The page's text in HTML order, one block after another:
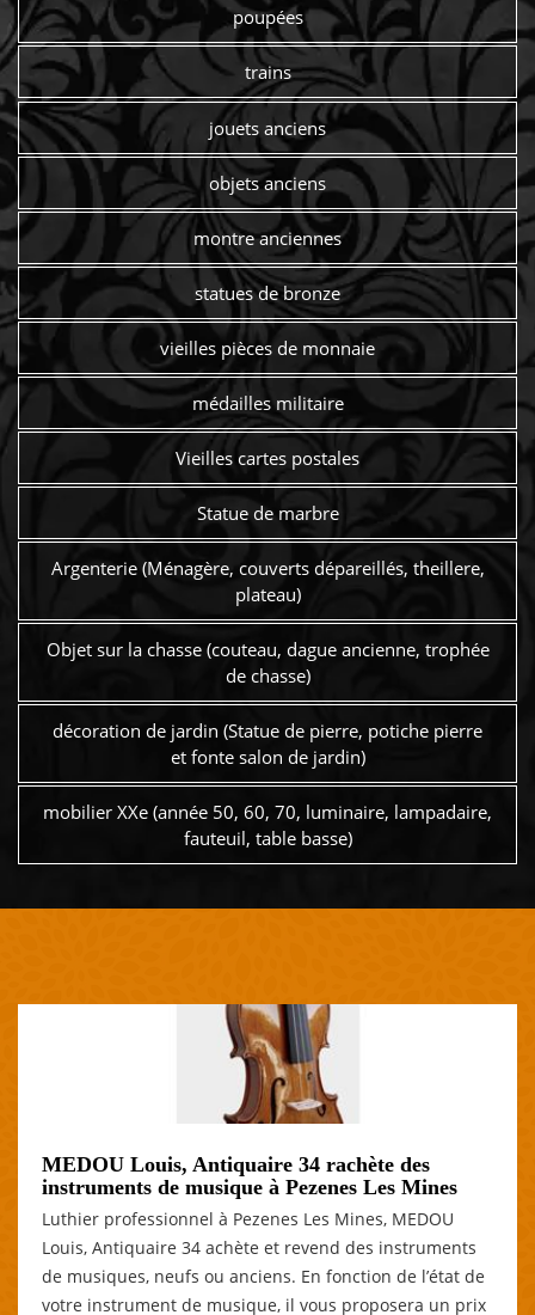
poupées
trains
jouets anciens
objets anciens
montre anciennes
statues de bronze
vieilles pièces de monnaie
médailles militaire
Vieilles cartes postales
Statue de marbre
Argenterie (Ménagère, couverts dépareillés, theillere,
plateau)
Objet sur la chasse (couteau, dague ancienne, trophée
de chasse)
décoration de jardin (Statue de pierre, potiche pierre
et fonte salon de jardin)
mobilier XXe (année 50, 60, 70, luminaire, lampadaire,
fauteuil, table basse)
MEDOU Louis, Antiquaire 34 rachète des
instruments de musique à Pezenes Les Mines
Luthier professionnel à Pezenes Les Mines, MEDOU
Louis, Antiquaire 34 achète et revend des instruments
de musiques, neufs ou anciens. En fonction de l’état de
votre instrument de musique, il vous proposera un prix